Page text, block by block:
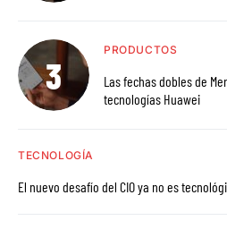
PRODUCTOS
Las fechas dobles de
tecnologías Huawei
TECNOLOGÍA
El nuevo desafío del CIO ya no es